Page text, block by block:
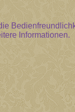
Informationen.